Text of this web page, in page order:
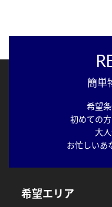
簡単
希望
初めての
大
お忙しいあ
希望エリア